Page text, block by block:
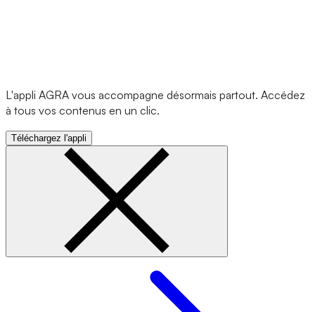
L'appli AGRA vous accompagne désormais partout. Accédez
à tous vos contenus en un clic.
Téléchargez l'appli